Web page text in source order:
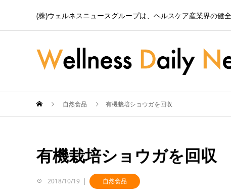
(株)ウェルネスニュースグループは、ヘルスケア産業界の健
自然食品 有機栽培ショウガを回収
有機栽培ショウガを回収
2018/10/19 自然食品